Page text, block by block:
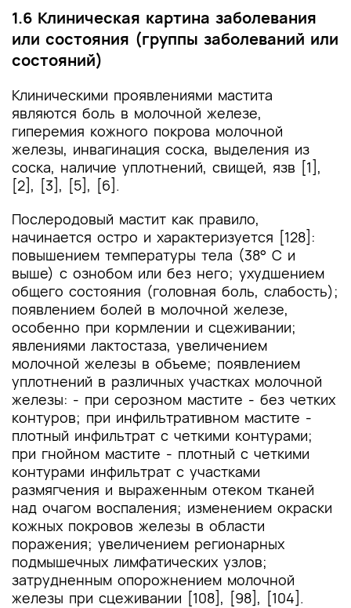
1.6 Клиническая картина заболевания
или состояния (группы заболеваний или
состояний)
Клиническими проявлениями мастита
являются боль в молочной железе,
гиперемия кожного покрова молочной
железы, инвагинация соска, выделения из
соска, наличие уплотнений, свищей, язв [1],
[2], [3], [5], [6].
Послеродовый мастит как правило,
начинается остро и характеризуется [128]:
повышением температуры тела (38° С и
выше) с ознобом или без него; ухудшением
общего состояния (головная боль, слабость);
появлением болей в молочной железе,
особенно при кормлении и сцеживании;
явлениями лактостаза, увеличением
молочной железы в объеме; появлением
уплотнений в различных участках молочной
железы: - при серозном мастите - без четких
контуров; при инфильтративном мастите -
плотный инфильтрат с четкими контурами;
при гнойном мастите - плотный с четкими
контурами инфильтрат с участками
размягчения и выраженным отеком тканей
над очагом воспаления; изменением окраски
кожных покровов железы в области
поражения; увеличением регионарных
подмышечных лимфатических узлов;
затрудненным опорожнением молочной
железы при сцеживании [108], [98], [104].